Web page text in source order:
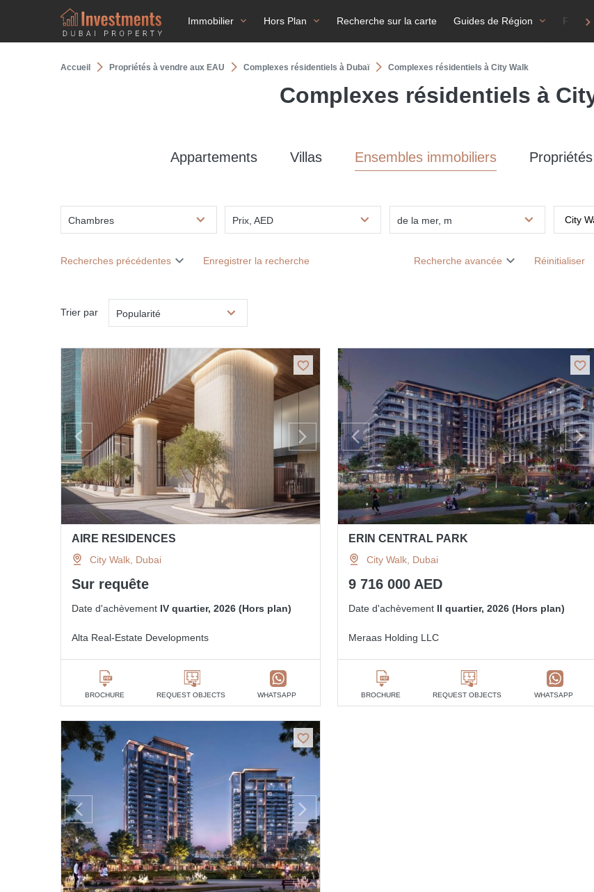
Immobilier Hors Plan Recherche sur la carte Guides de Région FAQ
Accueil Propriétés à vendre aux EAU Complexes résidentiels à Dubaï Complexes résidentiels à City Walk
Complexes résidentiels à
Appartements Villas Ensembles immobiliers
Chambres Prix, AED de la mer, m
Recherches précédentes Enregistrer la recherche Recherche avancée Réinitialiser
Trier par Popularité
AIRE RESIDENCES
City Walk, Dubai
Sur requête
Date d'achèvement IV quartier, 2026 (Hors plan)
Alta Real-Estate Developments
BROCHURE REQUEST OBJECTS WHATSAPP
ERIN CENTRAL PARK
City Walk, Dubai
9 716 000 AED
Date d'achèvement II quartier, 2026 (Hors plan)
Meraas Holding LLC
BROCHURE REQUEST OBJECTS WHATSAPP